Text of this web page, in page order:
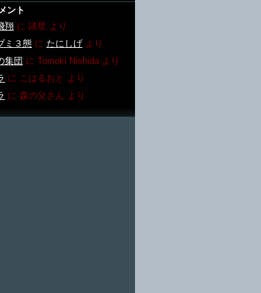
ント
翔 に 諸星 より
ミ３態 に たにしげ より
集団 に Tomoki Nishida より
に こはるおと より
に 森の父さん より